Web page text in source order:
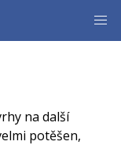
na další
potěšen,